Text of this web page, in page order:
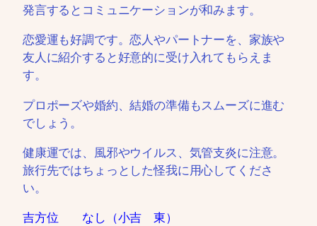
発言するとコミュニケーションが和みます。
恋愛運も好調です。恋人やパートナーを、家族や
友人に紹介すると好意的に受け入れてもらえま
す。
プロポーズや婚約、結婚の準備もスムーズに進む
でしょう。
健康運では、風邪やウイルス、気管支炎に注意。
旅行先ではちょっとした怪我に用心してくださ
い。
吉方位 なし（小吉 東）